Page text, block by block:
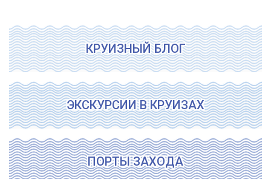
КРУИЗНЫЙ БЛОГ
ЭКСКУРСИИ В КРУИЗАХ
ПОРТЫ ЗАХОДА